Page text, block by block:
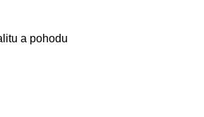
a pohodu